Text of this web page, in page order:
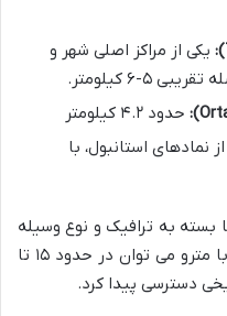
یکی از مراکز اصلی شهر و
۶ کیلومتر.
حدود ۴.۲ کیلومتر
نمادهای استانبول، با
به ترافیک و نوع وسیله
نقلیه متفاوت است، اما به طور کلی با مترو می توان در حدود ۱۵ تا